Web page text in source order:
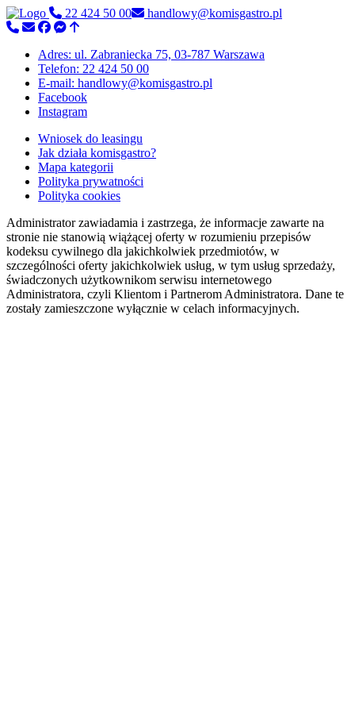
22 424 50 00 handlowy@komisgastro.pl
Adres: ul. Zabraniecka 75, 03-787 Warszawa
Telefon: 22 424 50 00
E-mail: handlowy@komisgastro.pl
Facebook
Instagram
Wniosek do leasingu
Jak działa komisgastro?
Mapa kategorii
Polityka prywatności
Polityka cookies
Administrator zawiadamia i zastrzega, że informacje zawarte na
stronie nie stanowią wiążącej oferty w rozumieniu przepisów
kodeksu cywilnego dla jakichkolwiek przedmiotów, w
szczególności oferty jakichkolwiek usług, w tym usług sprzedaży,
świadczonych użytkownikom serwisu internetowego
Administratora, czyli Klientom i Partnerom Administratora. Dane te
zostały zamieszczone wyłącznie w celach informacyjnych.